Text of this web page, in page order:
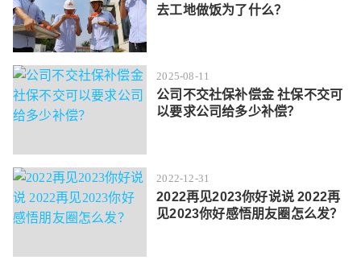
去工地做饭为了什么？
2025-08-11
公司不交社保补偿金 社保不交可
以要求公司给多少补偿？
2022-12-31
2022再见2023你好说说 2022再
见2023你好感悟朋友圈怎么发？